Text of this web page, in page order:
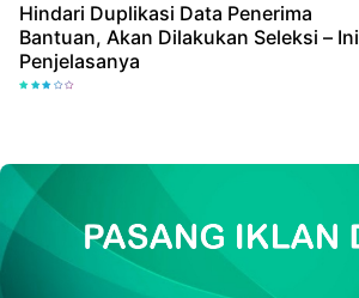
Hindari Duplikasi Data Penerima
Bantuan, Akan Dilakukan Seleksi – Ini
Penjelasanya